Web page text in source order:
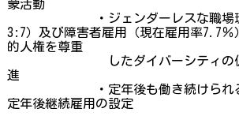
蒙活動
・ ジェンダーレスな職
3:7）及び障害者雇用（現在雇用率7.7％
的人権を尊重
したダイバーシティの
進
・定年後も働き続けられる職
定年後継続雇用の設定